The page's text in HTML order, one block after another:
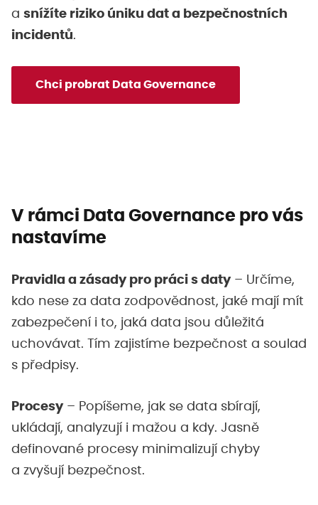
a snížíte riziko úniku dat a bezpečnostních
incidentů.
Chci probrat Data Governance
V rámci Data Governance pro vás
nastavíme
Pravidla a zásady pro práci s daty– Určíme,
kdo nese za data zodpovědnost, jaké mají mít
zabezpečení i to, jaká data jsou důležitá
uchovávat. Tím zajistíme bezpečnost a soulad
s předpisy.
Procesy– Popíšeme, jak se data sbírají,
ukládají, analyzují i mažou a kdy. Jasně
definované procesy minimalizují chyby
a zvyšují bezpečnost.